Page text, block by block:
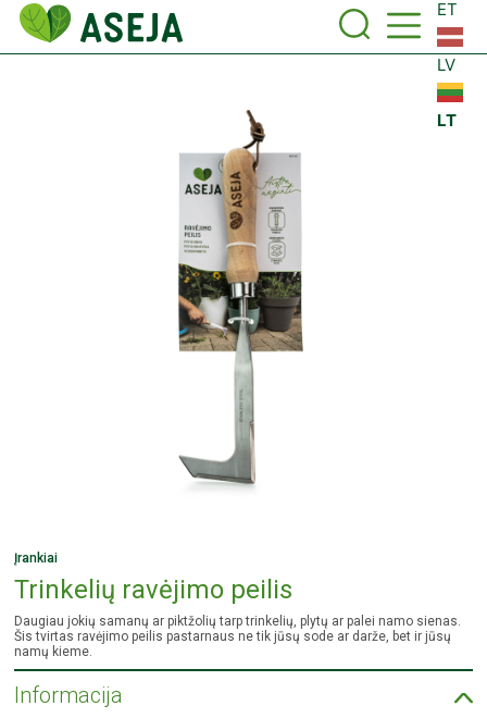
ET
LV
LT
Įrankiai
Trinkelių ravėjimo peilis
Daugiau jokių samanų ar piktžolių tarp trinkelių, plytų ar palei namo sienas.
Šis tvirtas ravėjimo peilis pastarnaus ne tik jūsų sode ar darže, bet ir jūsų
namų kieme.
Informacija